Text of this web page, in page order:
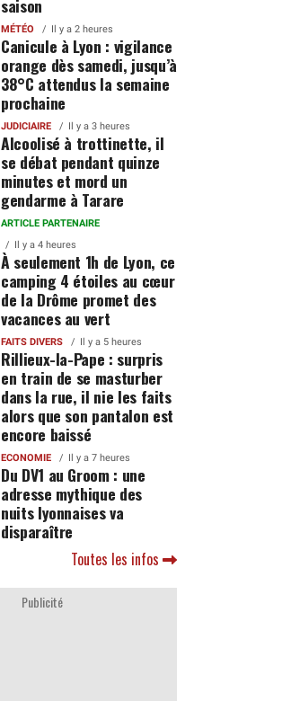
saison
MÉTÉO Il y a 2 heures
Canicule à Lyon : vigilance
orange dès samedi, jusqu’à
38°C attendus la semaine
prochaine
JUDICIAIRE Il y a 3 heures
Alcoolisé à trottinette, il
se débat pendant quinze
minutes et mord un
gendarme à Tarare
ARTICLE PARTENAIRE
Il y a 4 heures
À seulement 1h de Lyon, ce
camping 4 étoiles au cœur
de la Drôme promet des
vacances au vert
FAITS DIVERS Il y a 5 heures
Rillieux-la-Pape : surpris
en train de se masturber
dans la rue, il nie les faits
alors que son pantalon est
encore baissé
ECONOMIE Il y a 7 heures
Du DV1 au Groom : une
adresse mythique des
nuits lyonnaises va
disparaître
Toutes les infos
Publicité